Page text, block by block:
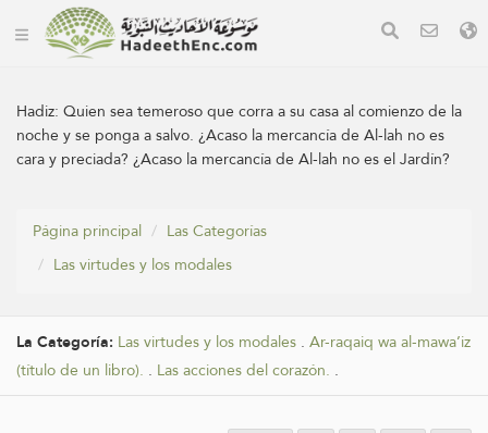
Hadiz:Quien sea temeroso que corra a su casa al comienzo de la
noche y se ponga a salvo. ¿Acaso la mercancía de Al-lah no es
cara y preciada? ¿Acaso la mercancía de Al-lah no es el Jardín?
Página principal
Las Categorías
Las virtudes y los modales
La Categoría: Las virtudes y los modales . Ar-raqaiq wa al-mawa’iz
(título de un libro). . Las acciones del corazón. .